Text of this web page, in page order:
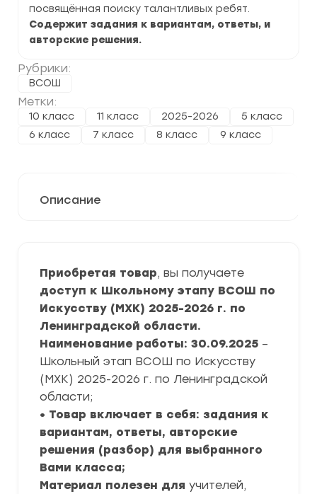
посвящённая поиску талантливых ребят.
Содержит задания к вариантам, ответы, и
авторские решения.
Рубрики:
ВСОШ
Метки:
10 класс 11 класс 2025-2026
5 класс
6 класс
7 класс 8 класс 9 класс
Описание
Приобретая товар, вы получаете
доступ к Школьному этапу ВСОШ по
Искусству (МХК) 2025-2026 г. по
Ленинградской области.
Наименование работы: 30.09.2025 –
Школьный этап ВСОШ по Искусству
(МХК) 2025-2026 г. по Ленинградской
области;
• Товар включает в себя: задания к
вариантам, ответы, авторские
решения (разбор) для выбранного
Вами класса;
Материал полезен для учителей,